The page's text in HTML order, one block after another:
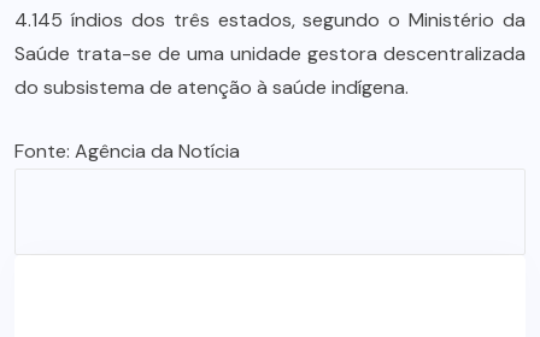
4.145 índios dos três estados, segundo o Ministério da
Saúde trata-se de uma unidade gestora descentralizada
do subsistema de atenção à saúde indígena.
Fonte: Agência da Notícia